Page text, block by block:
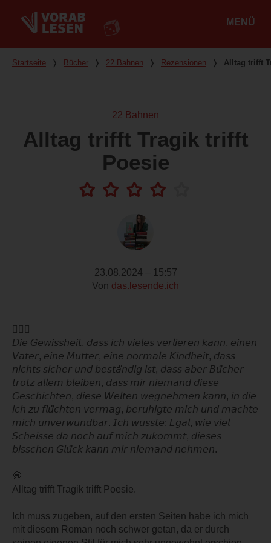
MENÜ
Du bist hier
Startseite ❭ Bücher ❭ 22 Bahnen ❭ Rezensionen ❭ Alltag trifft
22 Bahnen
Alltag trifft Tragik trifft
Poesie
23.08.2024 – 15:57
Von das.lesende.ich
🏊🏻‍♀️
𝘋𝘪𝘦 𝘎𝘦𝘸𝘪𝘴𝘴𝘩𝘦𝘪𝘵, 𝘥𝘢𝘴𝘴 𝘪𝘤𝘩 𝘷𝘪𝘦𝘭𝘦𝘴 𝘷𝘦𝘳𝘭𝘪𝘦𝘳𝘦𝘯 𝘬𝘢𝘯𝘯, 𝘦𝘪𝘯𝘦𝘯
𝘝𝘢𝘵𝘦𝘳, 𝘦𝘪𝘯𝘦 𝘔𝘶𝘵𝘵𝘦𝘳, 𝘦𝘪𝘯𝘦 𝘯𝘰𝘳𝘮𝘢𝘭𝘦 𝘒𝘪𝘯𝘥𝘩𝘦𝘪𝘵, 𝘥𝘢𝘴𝘴
𝘯𝘪𝘤𝘩𝘵𝘴 𝘴𝘪𝘤𝘩𝘦𝘳 𝘶𝘯𝘥 𝘣𝘦𝘴𝘵𝘢̈𝘯𝘥𝘪𝘨 𝘪𝘴𝘵, 𝘥𝘢𝘴𝘴 𝘢𝘣𝘦𝘳 𝘉𝘶̈𝘤𝘩𝘦𝘳
𝘵𝘳𝘰𝘵𝘻 𝘢𝘭𝘭𝘦𝘮 𝘣𝘭𝘦𝘪𝘣𝘦𝘯, 𝘥𝘢𝘴𝘴 𝘮𝘪𝘳 𝘯𝘪𝘦𝘮𝘢𝘯𝘥 𝘥𝘪𝘦𝘴𝘦
𝘎𝘦𝘴𝘤𝘩𝘪𝘤𝘩𝘵𝘦𝘯, 𝘥𝘪𝘦𝘴𝘦 𝘞𝘦𝘭𝘵𝘦𝘯 𝘸𝘦𝘨𝘯𝘦𝘩𝘮𝘦𝘯 𝘬𝘢𝘯𝘯, 𝘪𝘯 𝘥𝘪𝘦
𝘪𝘤𝘩 𝘻𝘶 𝘧𝘭𝘶̈𝘤𝘩𝘵𝘦𝘯 𝘷𝘦𝘳𝘮𝘢𝘨, 𝘣𝘦𝘳𝘶𝘩𝘪𝘨𝘵𝘦 𝘮𝘪𝘤𝘩 𝘶𝘯𝘥 𝘮𝘢𝘤𝘩𝘵𝘦
𝘮𝘪𝘤𝘩 𝘶𝘯𝘷𝘦𝘳𝘸𝘶𝘯𝘥𝘣𝘢𝘳. 𝘐𝘤𝘩 𝘸𝘶𝘴𝘴𝘵𝘦: 𝘌𝘨𝘢𝘭, 𝘸𝘪𝘦 𝘷𝘪𝘦𝘭
𝘚𝘤𝘩𝘦𝘪𝘴𝘴𝘦 𝘥𝘢 𝘯𝘰𝘤𝘩 𝘢𝘶𝘧 𝘮𝘪𝘤𝘩 𝘻𝘶𝘬𝘰𝘮𝘮𝘵, 𝘥𝘪𝘦𝘴𝘦𝘴
𝘣𝘪𝘴𝘴𝘤𝘩𝘦𝘯 𝘎𝘭𝘶̈𝘤𝘬 𝘬𝘢𝘯𝘯 𝘮𝘪𝘳 𝘯𝘪𝘦𝘮𝘢𝘯𝘥 𝘯𝘦𝘩𝘮𝘦𝘯.
💭
Alltag trifft Tragik trifft Poesie.
Ich muss zugeben, auf den ersten Seiten habe ich mich
mit diesem Roman noch schwer getan, da er durch